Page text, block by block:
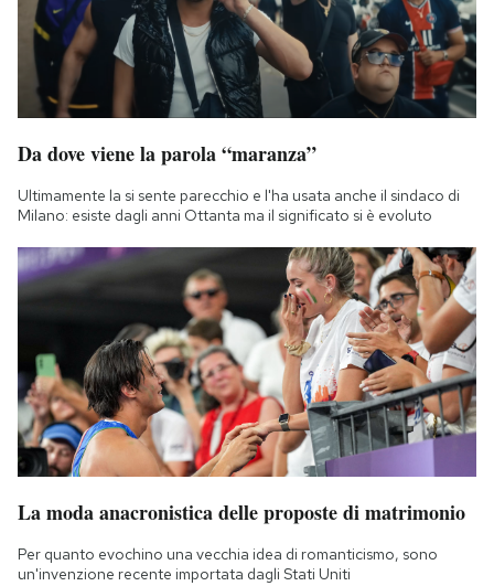
Da dove viene la parola “maranza”
Ultimamente la si sente parecchio e l'ha usata anche il sindaco di
Milano: esiste dagli anni Ottanta ma il significato si è evoluto
La moda anacronistica delle proposte di matrimonio
Per quanto evochino una vecchia idea di romanticismo, sono
un'invenzione recente importata dagli Stati Uniti